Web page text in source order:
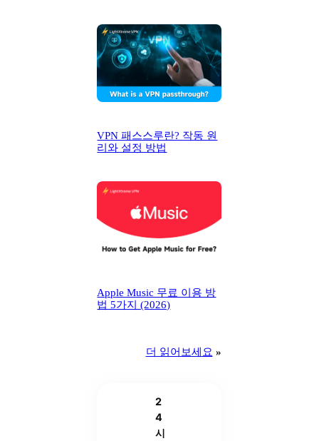
VPN 패스스루란? 작동 원
리와 설정 방법
Apple Music 무료 이용 방
법 5가지 (2026)
더 읽어보세요 »
2
4
시